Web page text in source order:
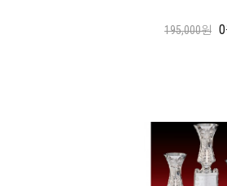
195,000원